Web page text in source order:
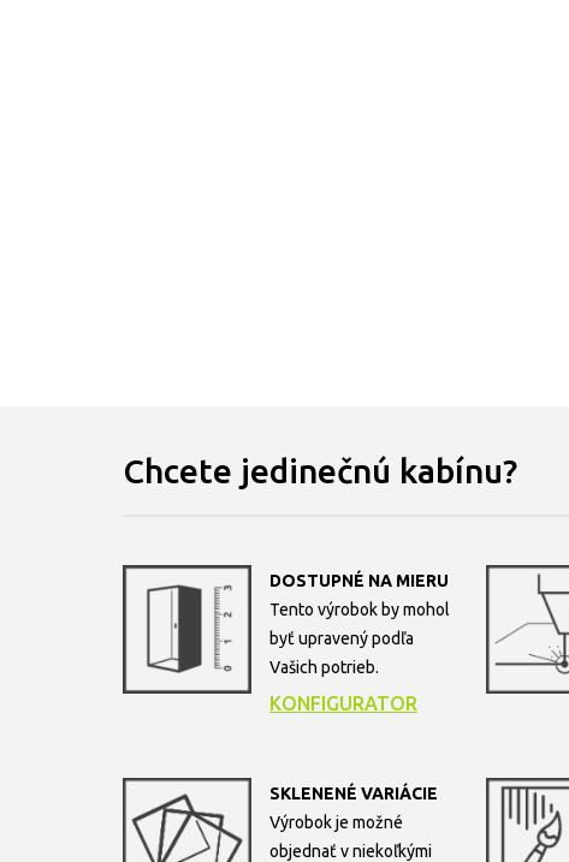
Chcete jedinečnú kabínu?
DOSTUPNÉ NA MIERU
Tento výrobok by mohol
byť upravený podľa
Vašich potrieb.
KONFIGURATOR
SKLENENÉ VARIÁCIE
Výrobok je možné
objednať v niekoľkými